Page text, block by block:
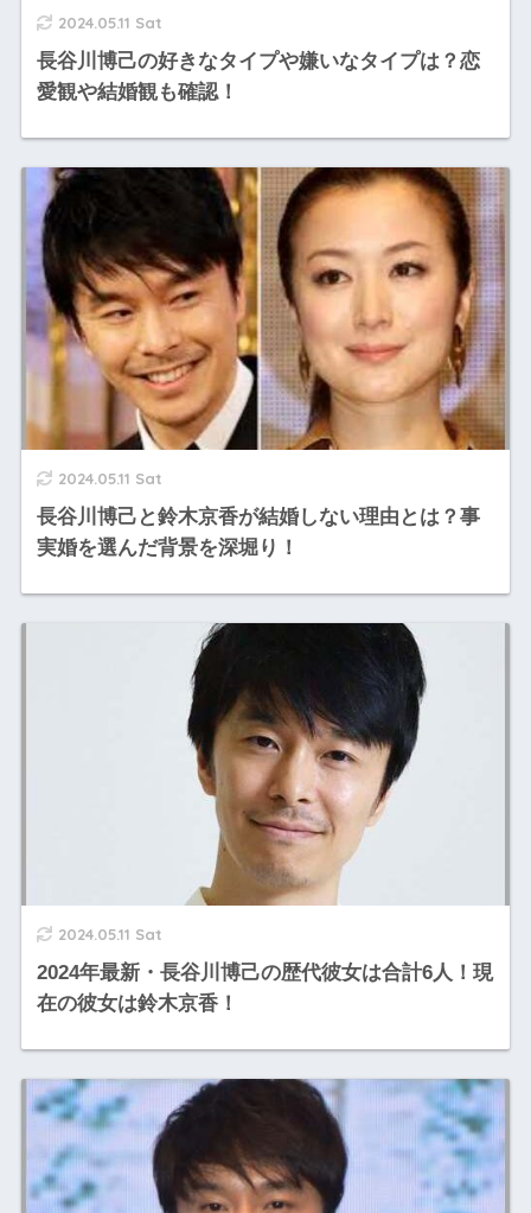
2024.05.11 Sat
長谷川博己の好きなタイプや嫌いなタイプは？恋
愛観や結婚観も確認！
2024.05.11 Sat
長谷川博己と鈴木京香が結婚しない理由とは？事
実婚を選んだ背景を深堀り！
2024.05.11 Sat
2024年最新・長谷川博己の歴代彼女は合計6人！現
在の彼女は鈴木京香！